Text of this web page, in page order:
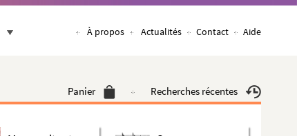
À propos Actualités Contact Aide
Panier Recherches récentes